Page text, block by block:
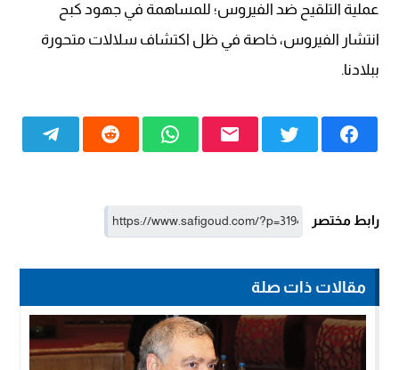
عملية التلقيح ضد الفيروس؛ للمساهمة في جهود كبح
انتشار الفيروس، خاصة في ظل اكتشاف سلالات متحورة
ببلادنا.
رابط مختصر
مقالات ذات صلة